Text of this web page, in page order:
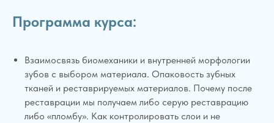
Программа курса:
Взаимосвязь биомеханики и внутренней морфологии
зубов с выбором материала. Опаковость зубных
тканей и реставрируемых материалов. Почему после
реставрации мы получаем либо серую реставрацию
либо «пломбу». Как контролировать слои и не